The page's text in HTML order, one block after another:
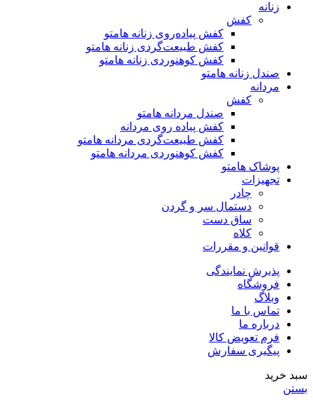
زنانه
کفش
کفش پیاده‌روی زنانه هامتو
کفش طبیعت‌گردی زنانه هامتو
کفش کوهنوردی زنانه هامتو
صندل زنانه هامتو
مردانه
کفش
صندل مردانه هامتو
کفش پیاده روی مردانه
کفش طبیعت‌گردی مردانه هامتو
کفش کوهنوردی مردانه هامتو
پوشاک هامتو
تجهیزات
چادر
دستمال سر و گردن
ساق دست
کلاه
قوانین و مقررات
پذیرش نمایندگی
فروشگاه
وبلاگ
تماس با ما
درباره ما
فرم تعویض کالا
پیگیری سفارش
سبد خرید
بستن